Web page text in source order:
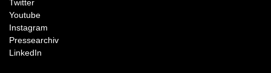
Twitter
Youtube
Instagram
Pressearchiv
LinkedIn